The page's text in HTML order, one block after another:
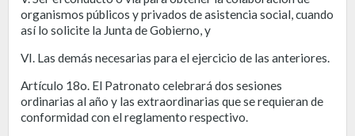
organismos públicos y privados de asistencia social, cuando
así lo solicite la Junta de Gobierno, y
VI. Las demás necesarias para el ejercicio de las anteriores.
Artículo 18o. El Patronato celebrará dos sesiones
ordinarias al año y las extraordinarias que se requieran de
conformidad con el reglamento respectivo.